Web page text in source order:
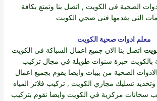
الصحية فى الكويت , اتصل بنا وتمتع بكافة
التى يقدمها فنى صحي الكويت
معلم ادوات صحية الكويت
اتصل بنا الان جميع اعمال السباكة في الكويت
خبرة سنوات طويلة في مجال تركيب
الصحية من بيبات وايضا يقوم بجميع اعمال
تسليك مجاري الكويت , تركيب فلاتر المياه
سخانات مركزية في الكويت وايضا نقوم بتركيب